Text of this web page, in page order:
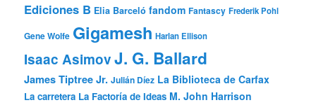
Ediciones B Elia Barceló fandom Fantascy Frederik Pohl
Gene Wolfe Gigamesh Harlan Ellison
Isaac AsimovJ. G. Ballard
James Tiptree Jr. Julián Díez La Biblioteca de Carfax
La carretera La Factoría de Ideas M. John Harrison